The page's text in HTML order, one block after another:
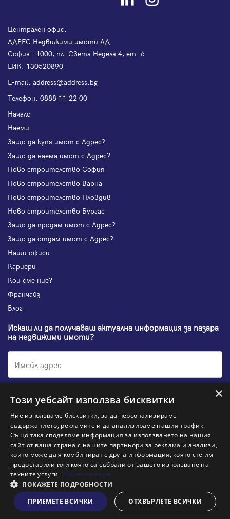
Виж на картата
Централен офис:
АДРЕС Недвижими имоти АД
София - 1000, пл. Света Неделя 4, ет. 6
ЕИК: 130520890
Е-mail: address@address.bg
Телефон: 0888 11 22 00
Начало
Наеми
Защо да купя имот с Адрес?
Защо да наема имот с Адрес?
Ново строителство София
Ново строителство Варна
Ново строителство Пловдив
Ново строителство Бургас
Защо да продам имот с Адрес?
Защо да отдам имот с Адрес?
Наши офиси
Кариери
Кои сме ние?
Франчайз
Блог
Искаш ли да получаваш актуална информация за пазара
на недвижими имоти?
Абонирам се
НАЙ-ПОПУЛЯРНИ ТЪРСЕНИЯ:
Общи условия
Политика за "бисквитки"
Политики за поверителност
Информация по ЗЗЛПСПООИН
© 2026 Адрес, All rights reserved. Website byKipo& VJSoft
×
Този уебсайт използва бисквитки
Ние използваме бисквитки, за да персонализираме
съдържанието, рекламите и да анализираме нашия трафик.
Също така споделяме информация за използването на нашия
сайт от ваша страна с нашите партньори за реклама и анализи,
които може да я комбинират с друга информация, която сте им
предоставили или която са събрали от вашето използване на
техните услуги. Прочетете още
ПОКАЖЕТЕ ПОДРОБНОСТИ
ПРИЕМЕТЕ ВСИЧКИ
ОТХВЪРЛЕТЕ ВСИЧКИ